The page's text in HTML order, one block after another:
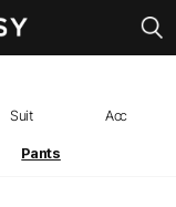
Suit Acc
Pants